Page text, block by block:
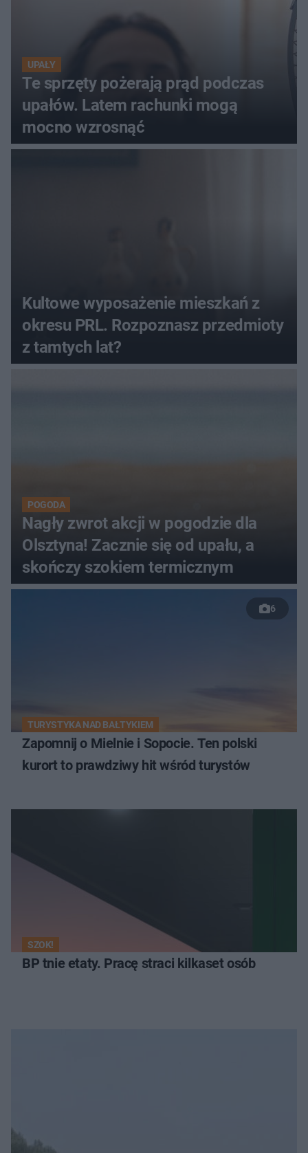
UPAŁY
Te sprzęty pożerają prąd podczas
upałów. Latem rachunki mogą
mocno wzrosnąć
Kultowe wyposażenie mieszkań z
okresu PRL. Rozpoznasz przedmioty
z tamtych lat?
POGODA
Nagły zwrot akcji w pogodzie dla
Olsztyna! Zacznie się od upału, a
skończy szokiem termicznym
6
TURYSTYKA NAD BAŁTYKIEM
Zapomnij o Mielnie i Sopocie. Ten polski
kurort to prawdziwy hit wśród turystów
SZOK!
BP tnie etaty. Pracę straci kilkaset osób